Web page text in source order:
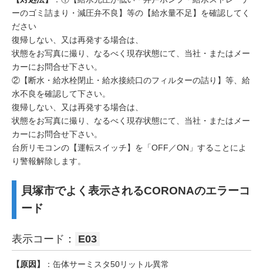
ーのゴミ詰まり・減圧弁不良】等の【給水量不足】を確認してく
ださい
復帰しない、又は再発する場合は、
状態をお写真に撮り、なるべく現存状態にて、当社・またはメー
カーにお問合せ下さい。
②【断水・給水栓閉止・給水接続口のフィルターの詰り】等、給
水不良を確認して下さい。
復帰しない、又は再発する場合は、
状態をお写真に撮り、なるべく現存状態にて、当社・またはメー
カーにお問合せ下さい。
台所リモコンの【運転スイッチ】を「OFF／ON」することによ
り警報解除します。
貝塚市でよく表示されるCORONAのエラーコ
ード
表示コード： E03
【原因】
：缶体サーミスタ50リットル異常